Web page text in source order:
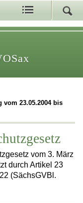
vom 23.05.2004 bis
vom 3. März
durch Artikel 23
(SächsGVBl.